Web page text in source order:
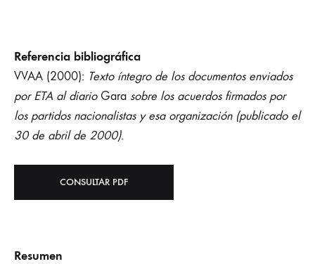
Referencia bibliográfica
VVAA (2000): Texto íntegro de los documentos enviados
por ETA al diario Gara sobre los acuerdos firmados por
los partidos nacionalistas y esa organización (publicado el
30 de abril de 2000).
CONSULTAR PDF
Resumen